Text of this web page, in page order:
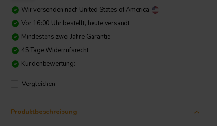
Wir versenden nach United States of America
Vor 16:00 Uhr bestellt, heute versandt
Mindestens zwei Jahre Garantie
45 Tage Widerrufsrecht
Kundenbewertung:
Vergleichen
Produktbeschreibung